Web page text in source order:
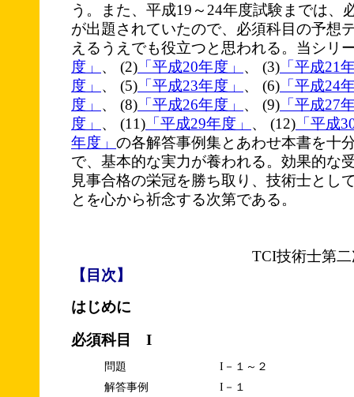
う。また、平成19～24年度試験までは、
が出題されていたので、必須科目の予想
えるうえでも役立つと思われる。当シリ
度」 、 (2) 「平成20年度」 、 (3) 「平成21
度」 、 (5) 「平成23年度」 、 (6) 「平成24
度」 、 (8) 「平成26年度」 、 (9) 「平成27
度」 、 (11) 「平成29年度」 、 (12) 「平成
年度」 の各解答事例集とあわせ本書を十
で、基本的な実力が養われる。効果的な
見事合格の栄冠を勝ち取り、技術士とし
とを心から祈念する次第である。
TCI技術士第
【目次】
はじめに
必須科目 I
問題
I－１～２
解答事例
I－１